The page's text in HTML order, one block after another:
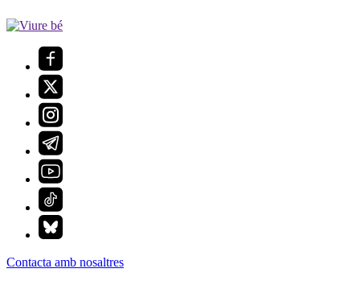
Contacta amb nosaltres